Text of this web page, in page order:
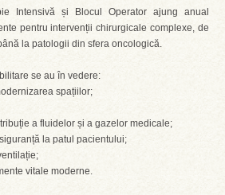
Intensivă și Blocul Operator ajung anual
pentru intervenții chirurgicale complexe, de
la patologii din sfera oncologică.
se au în vedere:
spațiilor;
a fluidelor și a gazelor medicale;
la patul pacientului;
vitale moderne.